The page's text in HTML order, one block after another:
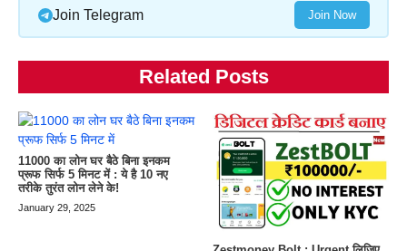
Join Telegram Join Now
Related Posts
11000 का लोन घर बैठे बिना इनकम
प्रूफ सिर्फ 5 मिनट में : ये है 10 नए
तरीके तुरंत लोन लेने के!
January 29, 2025